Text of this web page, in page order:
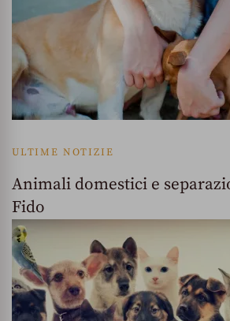
ULTIME NOTIZIE
Animali domestici e
Fido